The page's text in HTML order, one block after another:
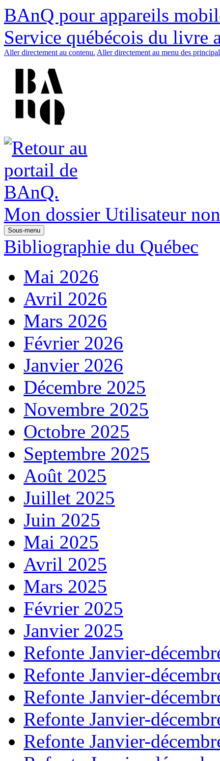
BAnQ pour appareils
Service québécois du livre
Aller directement au contenu. Aller directement au menu des
Mon dossier Utilisateur
Sous-menu
Bibliographie du Québec
Mai 2026
Avril 2026
Mars 2026
Février 2026
Janvier 2026
Décembre 2025
Novembre 2025
Octobre 2025
Septembre 2025
Août 2025
Juillet 2025
Juin 2025
Mai 2025
Avril 2025
Mars 2025
Février 2025
Janvier 2025
Refonte Janvier-
Refonte Janvier-
Refonte Janvier-
Refonte Janvier-
Refonte Janvier-